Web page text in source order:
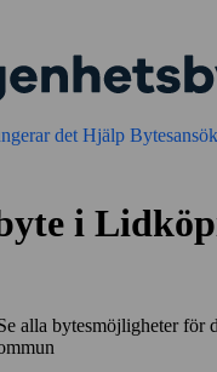
det Hjälp
i
alla bytesmöjligheter för